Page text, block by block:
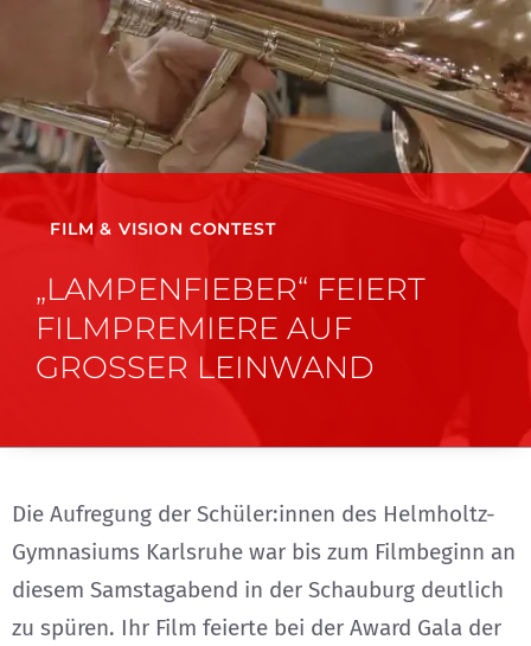
FILM & VISION CONTEST
„LAMPENFIEBER“ FEIERT
FILMPREMIERE AUF
GROSSER LEINWAND
Die Aufregung der Schüler:innen des Helmholtz-
Gymnasiums Karlsruhe war bis zum Filmbeginn an
diesem Samstagabend in der Schauburg deutlich
zu spüren. Ihr Film feierte bei der Award Gala der